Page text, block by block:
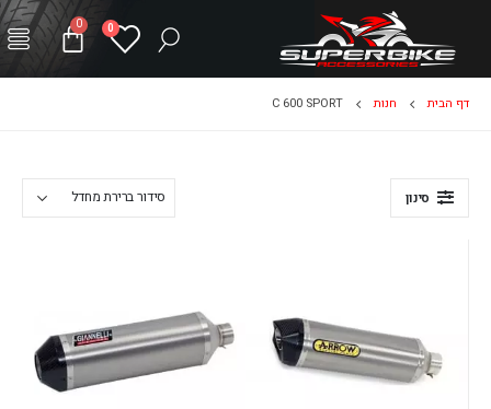
0
0
דף הבית חנות C 600 SPORT
סינון